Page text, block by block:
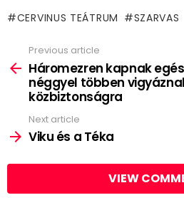
CERVINUS TEÁTRUM SZARVAS
more
Previous article
Háromezren kapnak
néggyel többen
közbiztonságra
Next article
Viku és a Téka
VIEW